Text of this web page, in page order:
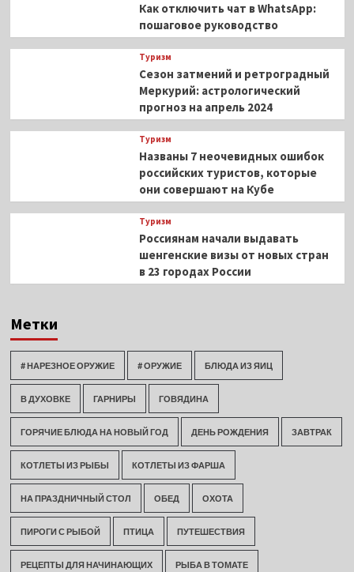
Как отключить чат в WhatsApp:
пошаговое руководство
Туризм
Сезон затмений и ретроградный
Меркурий: астрологический
прогноз на апрель 2024
Туризм
Названы 7 неочевидных ошибок
российских туристов, которые
они совершают на Кубе
Туризм
Россиянам начали выдавать
шенгенские визы от новых стран
в 23 городах России
Метки
# НАРЕЗНОЕ ОРУЖИЕ # ОРУЖИЕ БЛЮДА ИЗ ЯИЦ
В ДУХОВКЕ ГАРНИРЫ ГОВЯДИНА
ГОРЯЧИЕ БЛЮДА НА НОВЫЙ ГОД ДЕНЬ РОЖДЕНИЯ ЗАВТРАК
КОТЛЕТЫ ИЗ РЫБЫ КОТЛЕТЫ ИЗ ФАРША
НА ПРАЗДНИЧНЫЙ СТОЛ ОБЕД ОХОТА
ПИРОГИ С РЫБОЙ ПТИЦА ПУТЕШЕСТВИЯ
РЕЦЕПТЫ ДЛЯ НАЧИНАЮЩИХ РЫБА В ТОМАТЕ